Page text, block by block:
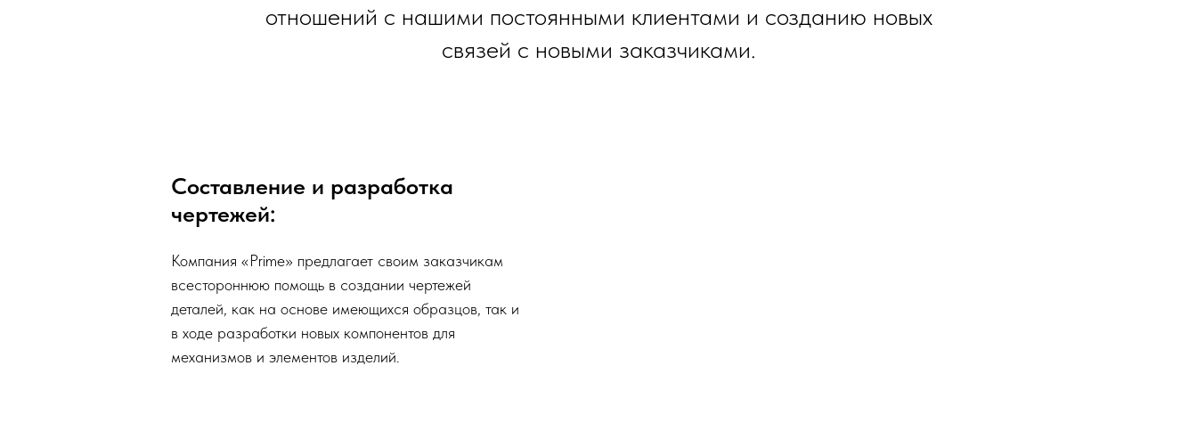
отношений с нашими постоянными клиентами и созданию новых
связей с новыми заказчиками.
Составление и разработка
чертежей:
Компания «Prime» предлагает своим заказчикам
всестороннюю помощь в создании чертежей
деталей, как на основе имеющихся образцов, так и
в ходе разработки новых компонентов для
механизмов и элементов изделий.